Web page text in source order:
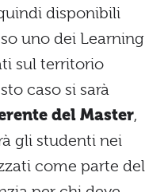
disponibili
uno dei Learning
sul territorio
caso si sarà
del Master,
gli studenti nei
come parte del